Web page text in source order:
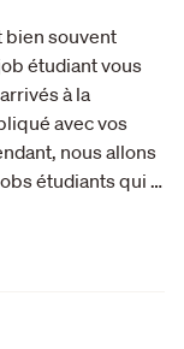
bien souvent
étudiant vous
à la
avec vos
nous allons
étudiants qui …